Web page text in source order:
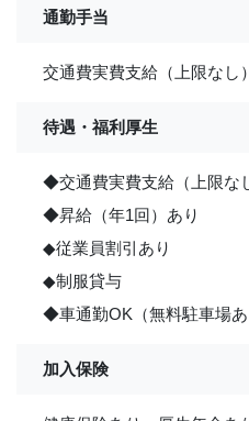
通勤手当
交通費実費支給（上限なし）
待遇・福利厚生
◆交通費実費支給（上限な
◆昇給（年1回）あり
◆従業員割引あり
◆制服貸与
◆車通勤OK（無料駐車場あ
加入保険